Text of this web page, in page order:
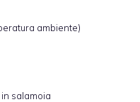
ambiente)
salamoia